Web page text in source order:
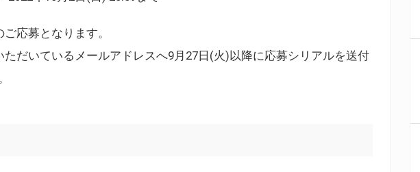
応募となります。
ただいているメールアドレスへ9月27日(火)以降に応募シリアルを送付